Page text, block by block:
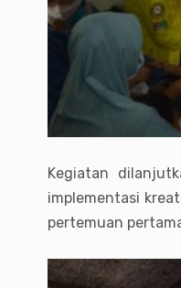
Kegiatan
implementasi
pertemuan